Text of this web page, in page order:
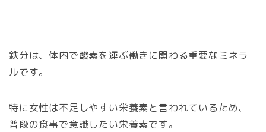
鉄分は、体内で酸素を運ぶ働きに関わる重要なミネラ
ルです。
特に女性は不足しやすい栄養素と言われているため、
普段の食事で意識したい栄養素です。